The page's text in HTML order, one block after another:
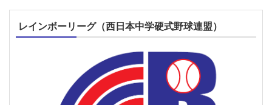
レインボーリーグ（西日本中学硬式野球連盟）